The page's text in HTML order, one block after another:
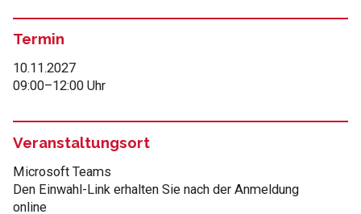
Termin
10.11.2027
09:00–12:00 Uhr
Veranstaltungsort
Microsoft Teams
Den Einwahl-Link erhalten Sie nach der Anmeldung
online